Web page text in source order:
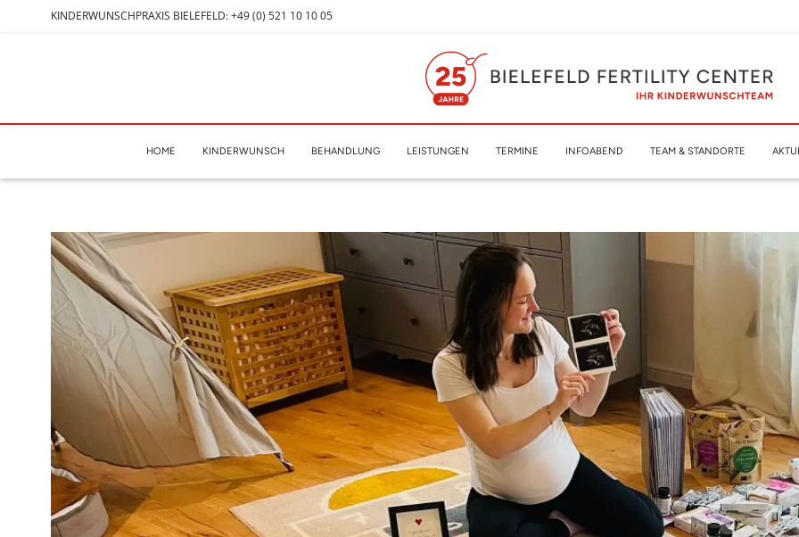
KINDERWUNSCHPRAXIS BIELEFELD: +49 (0) 521 10 10 05
HOME KINDERWUNSCH BEHANDLUNG LEISTUNGEN TERMINE INFOABEND TEAM & STANDORTE